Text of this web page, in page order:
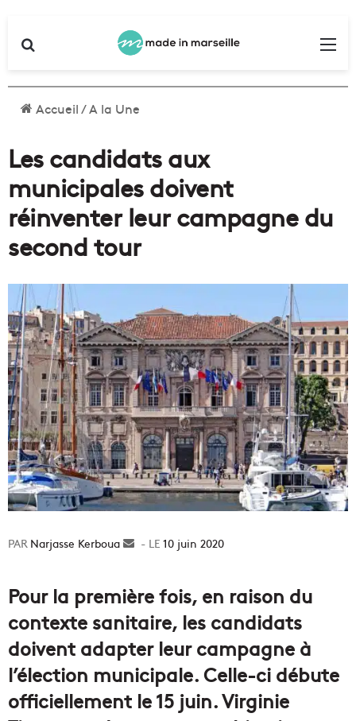
Accueil/A la Une
Les candidats aux
municipales doivent
réinventer leur campagne du
second tour
Narjasse Kerboua
Envoyer10 juin 2020
Pour la première fois, en raison du
contexte sanitaire, les candidats
doivent adapter leur campagne à
l’élection municipale. Celle-ci débute
officiellement le 15 juin. Virginie